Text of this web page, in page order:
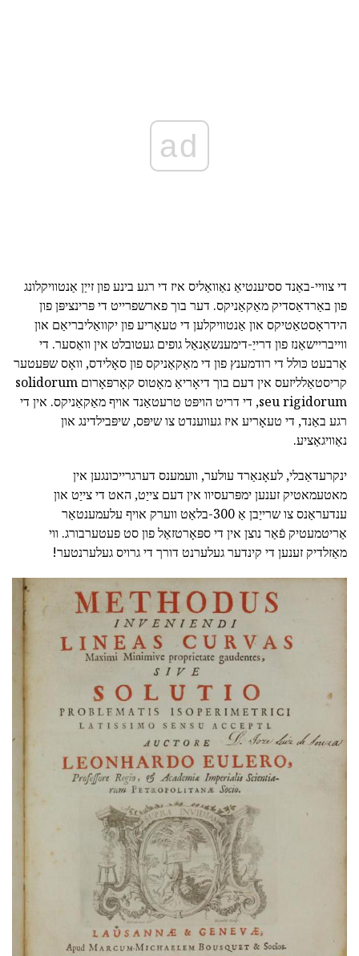
ad
די צוויי-באַנד ססיענטיאַ נאַוואַליס איז די רגע בינע פון זייַן אַנטוויקלונג
פון באַרדאַסדיק מאַקאַניקס. דער בוך פארשפרייט די פּרינציפּן פון
הידראָסטאַטיקס און אַנטוויקלען די טעאָריע פון יקוואַליבריאַם און
ווייבריישאַנז פון דרייַ-דימענשאַנאַל גופים געטובלט אין וואַסער. די
אַרבעט כּולל די רודמענץ פון די מאַקאַניקס פון סאָלידס, וואָס שפּעטער
קריסטאַלליזעס אין דעם בוך דיאָריאַ מאָטוס קאָרפּאָרום solidorum
seu rigidorum, די דריט הויפּט טרעטאַנד אויף מאַקאַניקס. אין די
רגע באַנד, די טעאָריע איז געווענדט צו שיפּס, שיפּבילדינג און
נאַוויגאַציע.
ינקרעדאַבלי, לעאָנאַרד עולער, וועמענס דערגרייכונגען אין
מאטעמאטיק זענען ימפּרעסיוו אין דעם צייַט, האט די צייַט און
ענדעראַנס צו שרייַבן אַ 300-בלאַט ווערק אויף עלעמענטאַר
אַריטמעטיק פֿאַר נוצן אין די ספּאָרטזאַל פון סט פעטערבורג. ווי
מאַזלדיק זענען די קינדער געלערנט דורך די גרויס געלערנטער!